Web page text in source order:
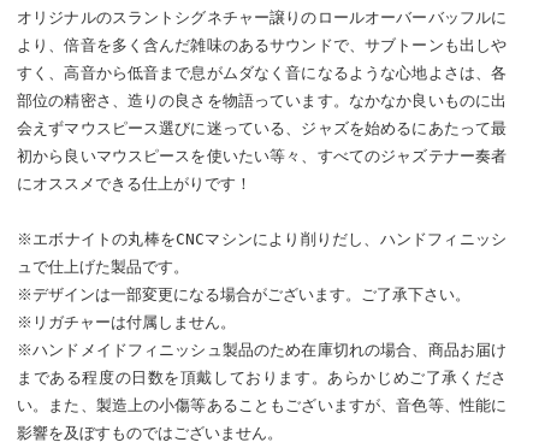
オリジナルのスラントシグネチャー譲りのロールオーバーバッフルに
より、倍音を多く含んだ雑味のあるサウンドで、サブトーンも出しや
すく、高音から低音まで息がムダなく音になるような心地よさは、各
部位の精密さ、造りの良さを物語っています。なかなか良いものに出
会えずマウスピース選びに迷っている、ジャズを始めるにあたって最
初から良いマウスピースを使いたい等々、すべてのジャズテナー奏者
にオススメできる仕上がりです！
※エボナイトの丸棒をCNCマシンにより削りだし、ハンドフィニッシ
ュで仕上げた製品です。
※デザインは一部変更になる場合がございます。ご了承下さい。
※リガチャーは付属しません。
※ハンドメイドフィニッシュ製品のため在庫切れの場合、商品お届け
まである程度の日数を頂戴しております。あらかじめご了承くださ
い。また、製造上の小傷等あることもございますが、音色等、性能に
影響を及ぼすものではございません。